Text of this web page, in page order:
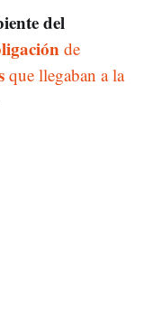
del
de
que llegaban a la